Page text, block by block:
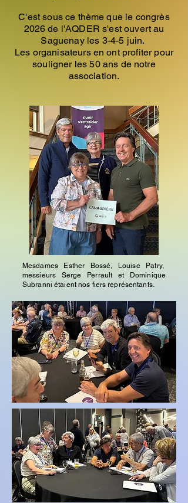
C'est sous ce thème que le congrès
2026 de l'AQDER s'est ouvert au
Saguenay les 3-4-5 juin.
Les organisateurs en ont profiter pour
souligner les 50 ans de notre
association.
Mesdames Esther Bossé, Louise Patry,
messieurs Serge Perrault et Dominique
Subranni étaient nos fiers représentants.